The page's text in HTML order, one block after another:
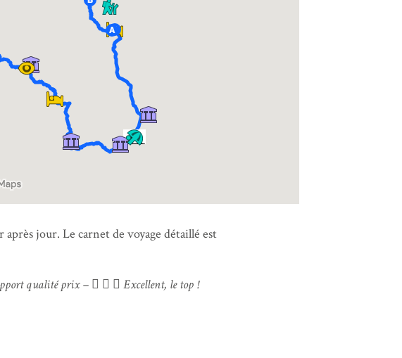
jour. Le carnet de voyage détaillé est
qualité prix – Excellent, le top !